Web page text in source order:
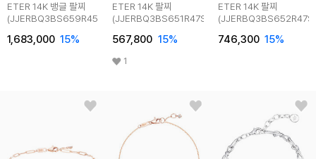
ETER 14K 뱅글 팔찌
(JJERBQ3BS659R45H0)
1,683,000 15%
ETER 14K 팔찌
(JJERBQ3BS651R47S0)
567,800 15%
1
ETER 14K 팔찌
746,300 15%